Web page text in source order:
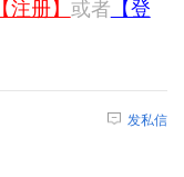
【注册】 或者 【登
发私信